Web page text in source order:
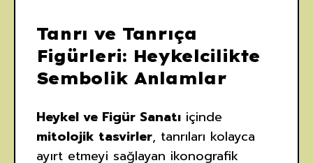
Tanrı ve Tanrıça
Figürleri: Heykelcilikte
Sembolik Anlamlar
Heykel ve Figür Sanatı içinde
mitolojik tasvirler, tanrıları kolayca
ayırt etmeyi sağlayan ikonografik